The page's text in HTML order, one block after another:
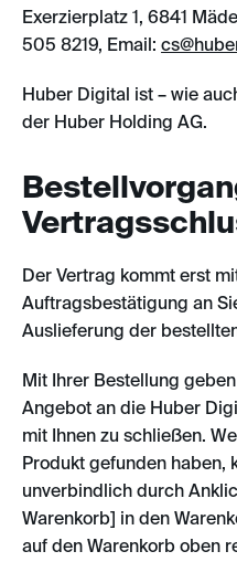
Exerzierplatz 1, 6841
505 8219, Email:
Huber Digital ist – wie
der Huber Holding AG.
Der Vertrag kommt erst
Auftragsbestätigung an
Auslieferung der
Mit Ihrer Bestellung
Angebot an die Huber
mit Ihnen zu schließen.
Produkt gefunden haben,
unverbindlich durch
Warenkorb] in den
auf den Warenkorb oben